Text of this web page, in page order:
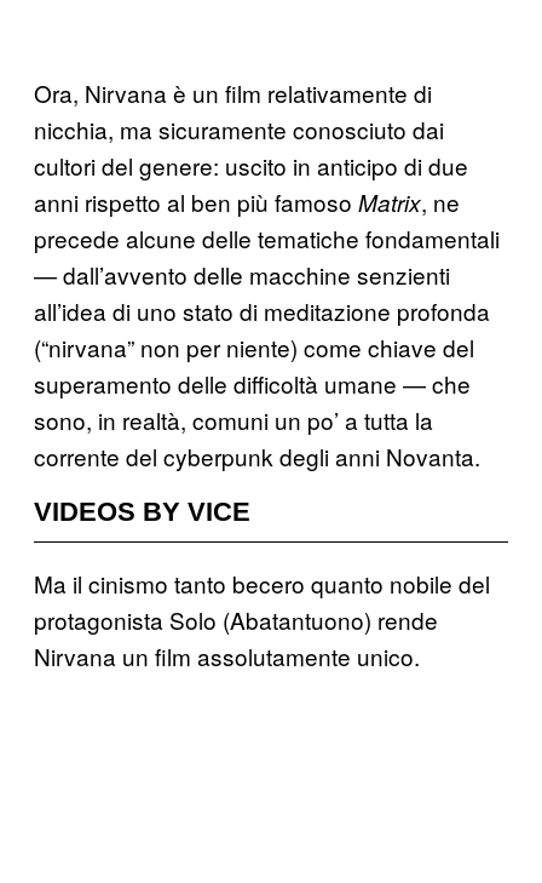
Ora, Nirvana è un film relativamente di
nicchia, ma sicuramente conosciuto dai
cultori del genere: uscito in anticipo di due
anni rispetto al ben più famoso Matrix, ne
precede alcune delle tematiche fondamentali
— dall’avvento delle macchine senzienti
all’idea di uno stato di meditazione profonda
(“nirvana” non per niente) come chiave del
superamento delle difficoltà umane — che
sono, in realtà, comuni un po’ a tutta la
corrente del cyberpunk degli anni Novanta.
VIDEOS BY VICE
Ma il cinismo tanto becero quanto nobile del
protagonista Solo (Abatantuono) rende
Nirvana un film assolutamente unico.